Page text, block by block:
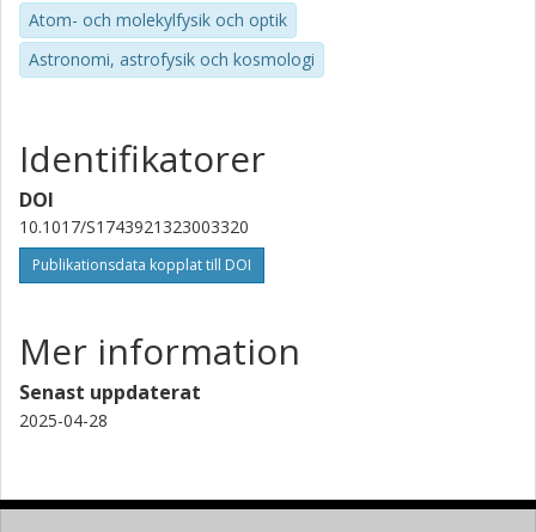
Forskning Andra publikationer
S. T. Linden
Sebastien Muller
Chalmers, Rymd-, geo- och miljövetenskap, Onsala
rymdobservatorium
Forskning Andra publikationer
Chalmers, Rymd-, geo- och miljövetenskap, Astronomi och
plasmafysik
Forskning Andra publikationer
plasmafysik
Atom- och molekylfysik och optik
Astronomi, astrofysik och kosmologi
Identifikatorer
DOI
10.1017/S1743921323003320
Publikationsdata kopplat till DOI
Mer information
Senast uppdaterat
2025-04-28